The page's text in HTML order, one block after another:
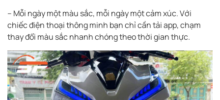
– Mỗi ngày một màu sắc, mỗi ngày một cảm xúc. Với
chiếc điện thoại thông minh bạn chỉ cần tải app, chạm
thay đổi màu sắc nhanh chóng theo thời gian thực.